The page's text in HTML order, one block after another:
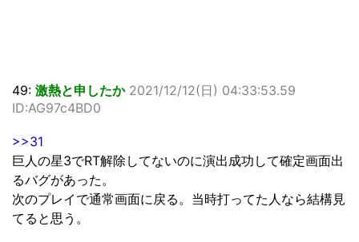
49: 激熱と申したか 2021/12/12(日) 04:33:53.59
ID:AG97c4BD0
>>31
巨人の星3でRT解除してないのに演出成功して確定画面出
るバグがあった。
次のプレイで通常画面に戻る。当時打ってた人なら結構見
てると思う。